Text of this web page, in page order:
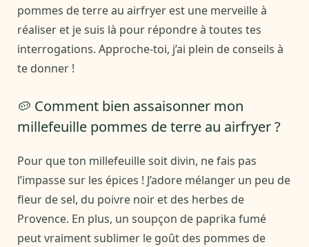
pommes de terre au airfryer est une merveille à
réaliser et je suis là pour répondre à toutes tes
interrogations. Approche-toi, j’ai plein de conseils à
te donner !
🥔 Comment bien assaisonner mon
millefeuille pommes de terre au airfryer ?
Pour que ton millefeuille soit divin, ne fais pas
l’impasse sur les épices ! J’adore mélanger un peu de
fleur de sel, du poivre noir et des herbes de
Provence. En plus, un soupçon de paprika fumé
peut vraiment sublimer le goût des pommes de